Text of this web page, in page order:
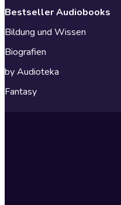
Bestseller Audiobooks
Bildung und Wissen
Biografien
by Audioteka
Fantasy